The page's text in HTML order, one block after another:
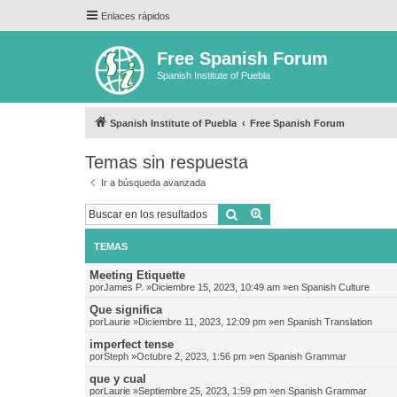
Enlaces rápidos
Free Spanish Forum
Spanish Institute of Puebla
Spanish Institute of Puebla Free Spanish Forum
Temas sin respuesta
Ir a búsqueda avanzada
Buscar
TEMAS
Meeting Etiquette
porJames P. »Diciembre 15, 2023, 10:49 am »en Spanish Culture
Que significa
porLaurie »Diciembre 11, 2023, 12:09 pm »en Spanish Translation
imperfect tense
porSteph »Octubre 2, 2023, 1:56 pm »en Spanish Grammar
que y cual
porLaurie »Septiembre 25, 2023, 1:59 pm »en Spanish Grammar